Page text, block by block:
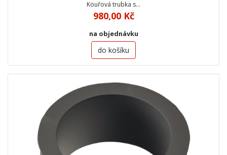
Kouřová trubka s…
980,00 Kč
na objednávku
do košíku